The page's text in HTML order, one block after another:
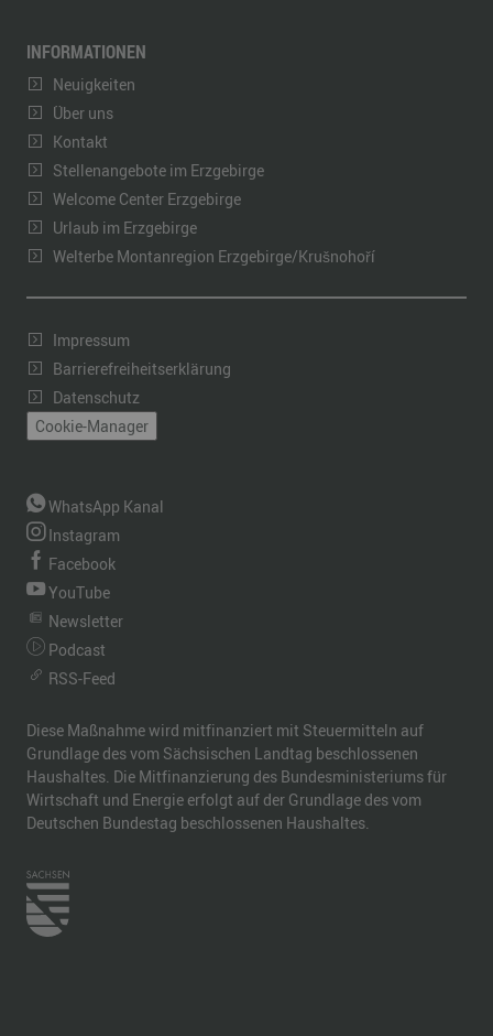
INFORMATIONEN
Neuigkeiten
Über uns
Kontakt
Stellenangebote im Erzgebirge
Welcome Center Erzgebirge
Urlaub im Erzgebirge
Welterbe Montanregion Erzgebirge/Krušnohoří
Impressum
Barrierefreiheitserklärung
Datenschutz
Cookie-Manager
WhatsApp Kanal
Instagram
Facebook
YouTube
Newsletter
Podcast
RSS-Feed
Diese Maßnahme wird mitfinanziert mit Steuermitteln auf
Grundlage des vom Sächsischen Landtag beschlossenen
Haushaltes. Die Mitfinanzierung des Bundesministeriums für
Wirtschaft und Energie erfolgt auf der Grundlage des vom
Deutschen Bundestag beschlossenen Haushaltes.